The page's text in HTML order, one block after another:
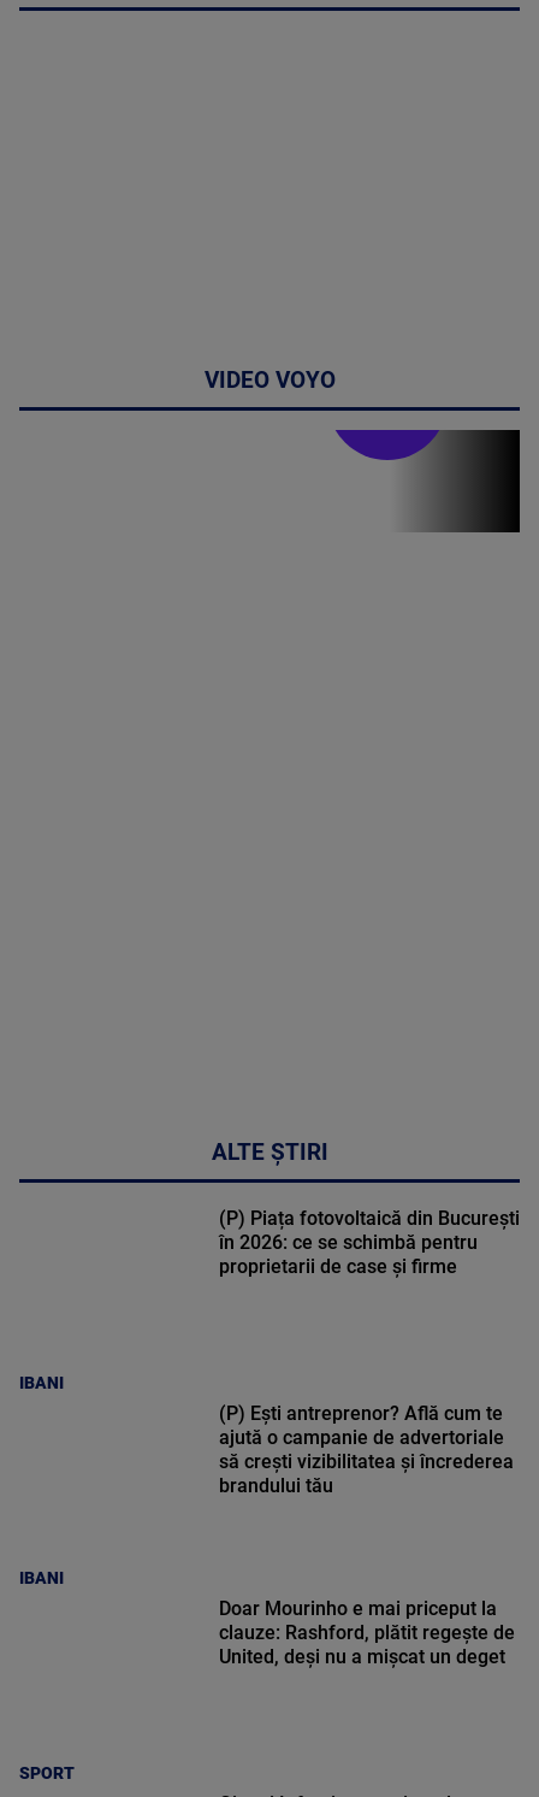
VIDEO VOYO
ALTE ȘTIRI
IBANI
(P) Piața fotovoltaică din București
în 2026: ce se schimbă pentru
proprietarii de case și firme
IBANI
(P) Ești antreprenor? Află cum te
ajută o campanie de advertoriale
să crești vizibilitatea și încrederea
brandului tău
SPORT
Doar Mourinho e mai priceput la
clauze: Rashford, plătit regește de
United, deși nu a mișcat un deget